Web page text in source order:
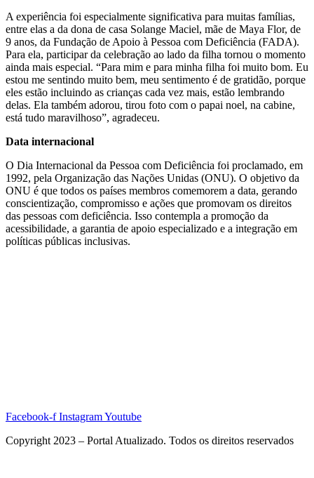
A experiência foi especialmente significativa para muitas famílias,
entre elas a da dona de casa Solange Maciel, mãe de Maya Flor, de
9 anos, da Fundação de Apoio à Pessoa com Deficiência (FADA).
Para ela, participar da celebração ao lado da filha tornou o momento
ainda mais especial. “Para mim e para minha filha foi muito bom. Eu
estou me sentindo muito bem, meu sentimento é de gratidão, porque
eles estão incluindo as crianças cada vez mais, estão lembrando
delas. Ela também adorou, tirou foto com o papai noel, na cabine,
está tudo maravilhoso”, agradeceu.
Data internacional
O Dia Internacional da Pessoa com Deficiência foi proclamado, em
1992, pela Organização das Nações Unidas (ONU). O objetivo da
ONU é que todos os países membros comemorem a data, gerando
conscientização, compromisso e ações que promovam os direitos
das pessoas com deficiência. Isso contempla a promoção da
acessibilidade, a garantia de apoio especializado e a integração em
políticas públicas inclusivas.
Facebook-f InstagramYoutube
Copyright 2023 – Portal Atualizado. Todos os direitos reservados